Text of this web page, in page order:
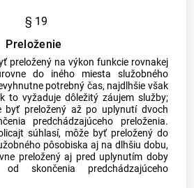
§ 19
Preloženie
preložený na výkon funkcie rovnakej
do iného miesta služobného
potrebný čas, najdlhšie však
to vyžaduje dôležitý záujem služby;
byť preložený až po uplynutí dvoch
predchádzajúceho preloženia.
súhlasí, môže byť preložený do
pôsobiska aj na dlhšiu dobu,
preložený aj pred uplynutím doby
skončenia predchádzajúceho